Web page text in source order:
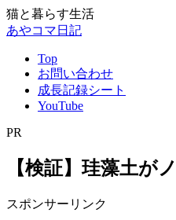
猫と暮らす生活
あやコマ日記
Top
お問い合わせ
成長記録シート
YouTube
PR
【検証】珪藻土
スポンサーリンク